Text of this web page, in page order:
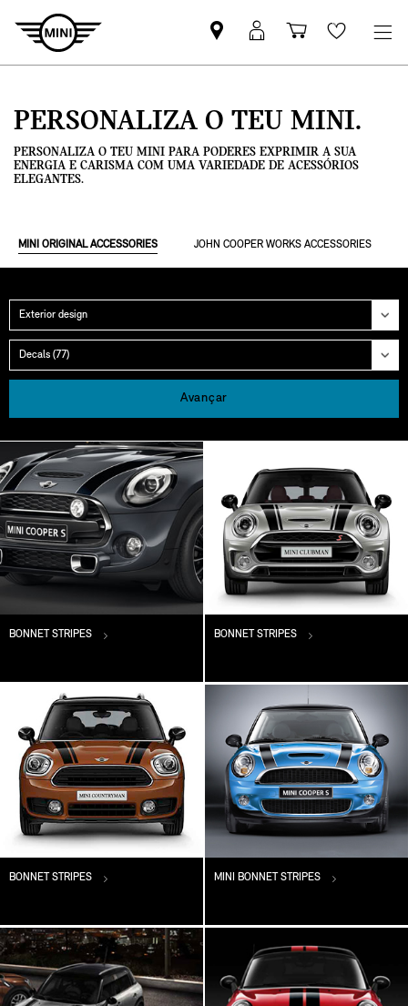
Pesquisar
parceiro
Iniciar
sessão
Carrinho
de
Wishlist
PERSONALIZA O TEU MINI.
PERSONALIZA O TEU MINI PARA PODERES EXPRIMIR A SUA
ENERGIA E CARISMA COM UMA VARIEDADE DE ACESSÓRIOS
ELEGANTES.
MINI ORIGINAL ACCESSORIES JOHN COOPER WORKS ACCESSORIES
Categoria
Grupo
Avançar
BONNET STRIPES BONNET STRIPES
BONNET STRIPES MINI BONNET STRIPES